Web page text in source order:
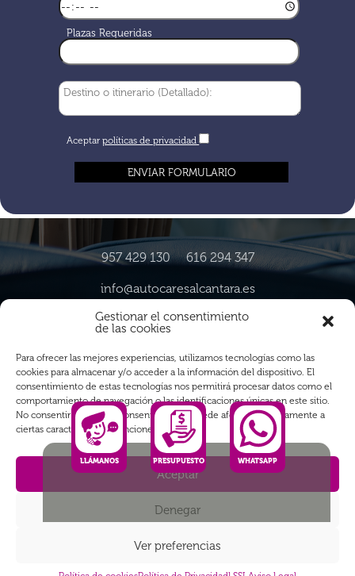
Gestionar el consentimiento
de las cookies
Para ofrecer las mejores experiencias, utilizamos tecnologías como las
cookies para almacenar y/o acceder a la información del dispositivo. El
consentimiento de estas tecnologías nos permitirá procesar datos como el
comportamiento de navegación o las identificaciones únicas en este sitio.
No consentir o retirar el consentimiento, puede afectar negativamente a
ciertas características y funciones.
Aceptar
Denegar
Ver preferencias
LLÁMANOS PRESUPUESTO WHATSAPP
Plazas Requeridas
Aceptarpolíticas de privacidad
957 429 130 616 294 347
info@autocaresalcantara.es
C/Ingeniero Barbudo, nº 18 14013 Córdoba
Horarios
Lunes a Viernes
8:00 a 15:00h
Diseño y Posicionamiento SEO